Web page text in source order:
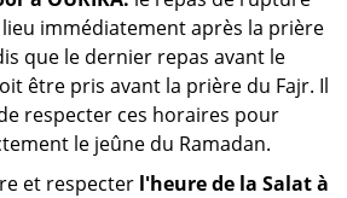
immédiatement après la prière
que le dernier repas avant le
être pris avant la prière du Fajr. Il
respecter ces horaires pour
le jeûne du Ramadan.
et respecter l'heure de la Salat à